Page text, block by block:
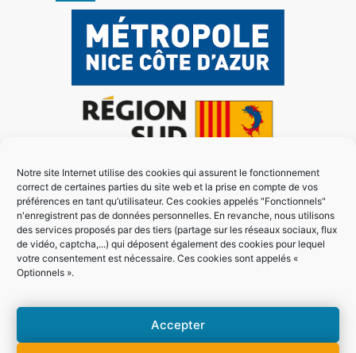
Notre site Internet utilise des cookies qui assurent le fonctionnement
correct de certaines parties du site web et la prise en compte de vos
préférences en tant qu’utilisateur. Ces cookies appelés "Fonctionnels"
n'enregistrent pas de données personnelles. En revanche, nous utilisons
des services proposés par des tiers (partage sur les réseaux sociaux, flux
de vidéo, captcha,...) qui déposent également des cookies pour lequel
votre consentement est nécessaire. Ces cookies sont appelés «
Optionnels ».
Accepter